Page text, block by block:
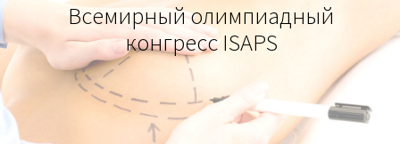
Всемирный олимпиадный
конгресс ISAPS